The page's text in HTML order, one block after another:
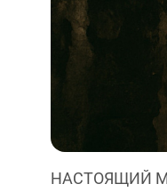
НАСТОЯЩИЙ